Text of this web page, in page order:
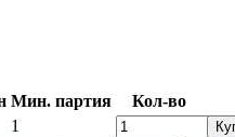
Мин. партия
Кол-во
1